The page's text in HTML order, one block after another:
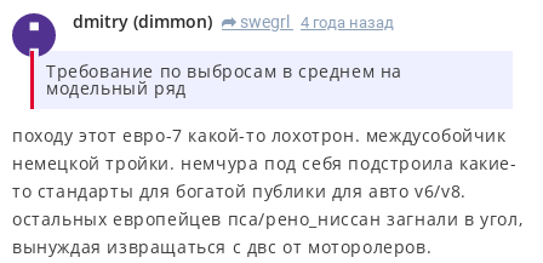
dmitry (dimmon) R swegrl 4 года назад
Требование по выбросам в среднем на
модельный ряд
походу этот евро-7 какой-то лохотрон. междусобойчик
немецкой тройки. немчура под себя подстроила какие-
то стандарты для богатой публики для авто v6/v8.
остальных европейцев пса/рено_ниссан загнали в угол,
вынуждая извращаться с двс от моторолеров.